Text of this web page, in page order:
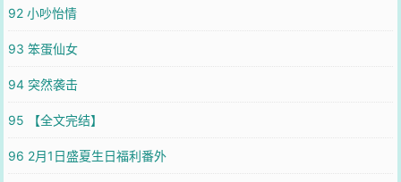
92 小吵怡情
93 笨蛋仙女
94 突然袭击
95 【全文完结】
96 2月1日盛夏生日福利番外